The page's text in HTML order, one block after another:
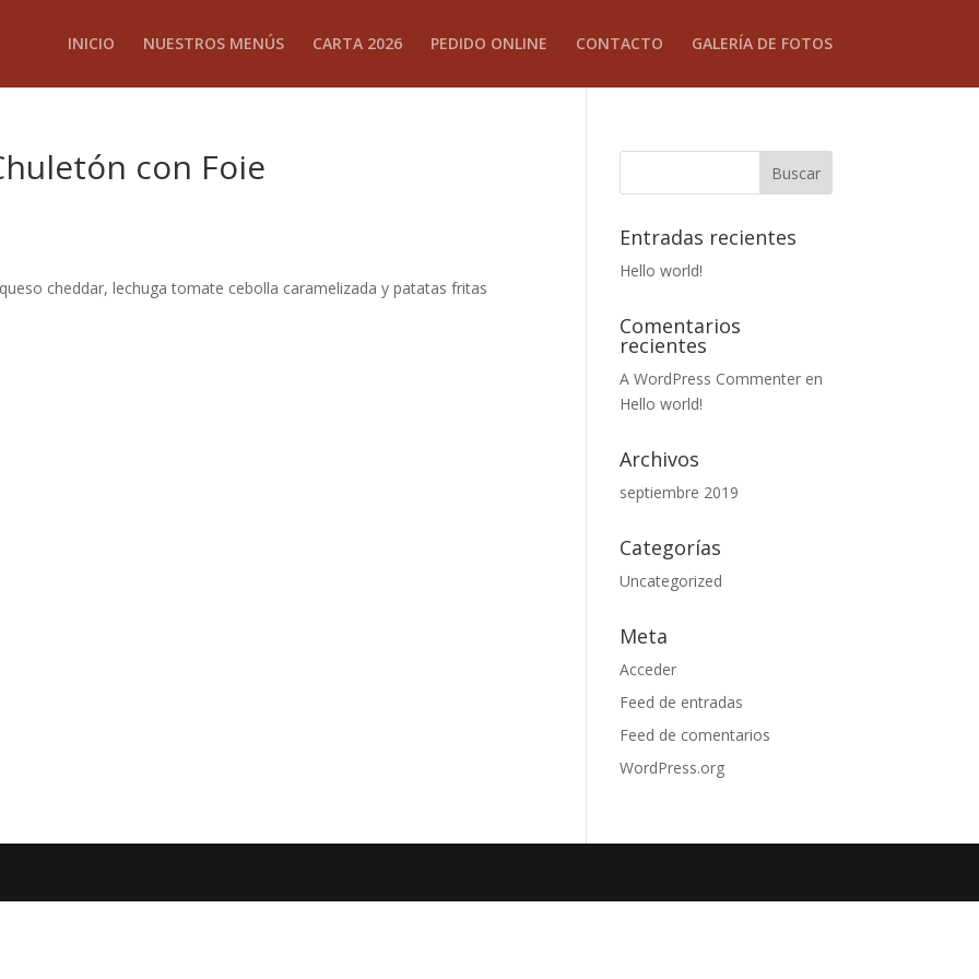
INICIO NUESTROS MENÚS CARTA 2026 PEDIDO ONLINE CONTACTO GALERÍA DE FOTOS
con Foie
cheddar, lechuga tomate cebolla caramelizada y patatas fritas
Entradas recientes
Hello world!
Comentarios
recientes
A WordPress Commenter en
Hello world!
Archivos
septiembre 2019
Categorías
Uncategorized
Meta
Acceder
Feed de entradas
Feed de comentarios
WordPress.org